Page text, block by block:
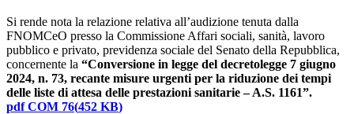
Si rende nota la relazione relativa all’audizione tenuta dalla
FNOMCeO presso la Commissione Affari sociali, sanità, lavoro
pubblico e privato, previdenza sociale del Senato della Repubblica,
concernente la “Conversione in legge del decretolegge 7 giugno
2024, n. 73, recante misure urgenti per la riduzione dei tempi
delle liste di attesa delle prestazioni sanitarie – A.S. 1161”.
pdfCOM 76(452 KB)